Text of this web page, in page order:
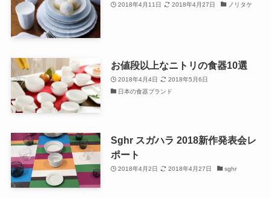
2018年4月11日 2018年4月27日 ノリタケ
お値段以上なニトリの食器10選
2018年4月4日
2018年5月6日
日本の食器ブランド
Sghr スガハラ 2018新作発表会レ
ポート
2018年4月2日 2018年4月27日 sghr